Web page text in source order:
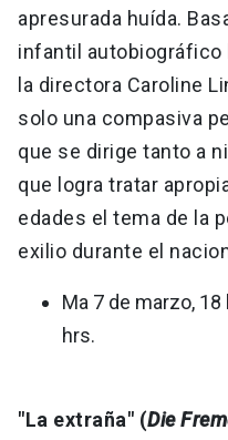
apresurada huída.
infantil autobiográfico
la directora Caroline
solo una compasiva
que se dirige tanto a
que logra tratar
edades el tema de la
exilio durante el
Ma 7 de marzo,
hrs.
"La extraña" (Die